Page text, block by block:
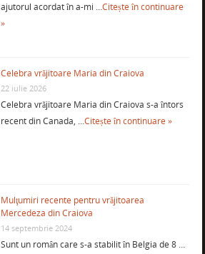
ajutorul acordat în a-mi …Citește în continuare
»
Celebra vrăjitoare Maria din Craiova
22 iulie 2026
Celebra vrăjitoare Maria din Craiova s-a întors
recent din Canada, …Citește în continuare »
Mulţumiri recente pentru vrăjitoarea
Mercedeza din Craiova
14 septembrie 2024
Sunt un român care s-a stabilit în Belgia de 8 …